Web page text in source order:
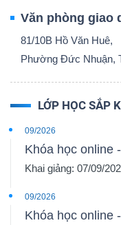
Văn phòng giao
81/10B Hồ Văn Huê,
Phường Đức Nhuận,
LỚP HỌC SẮP
09/2026
Khóa học online
Khai giảng: 07/09/
09/2026
Khóa học online